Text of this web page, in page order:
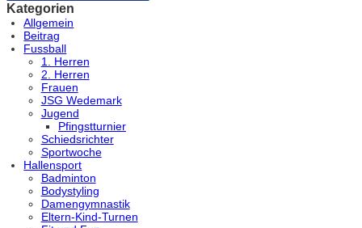
Kategorien
Allgemein
Beitrag
Fussball
1. Herren
2. Herren
Frauen
JSG Wedemark
Jugend
Pfingstturnier
Schiedsrichter
Sportwoche
Hallensport
Badminton
Bodystyling
Damengymnastik
Eltern-Kind-Turnen